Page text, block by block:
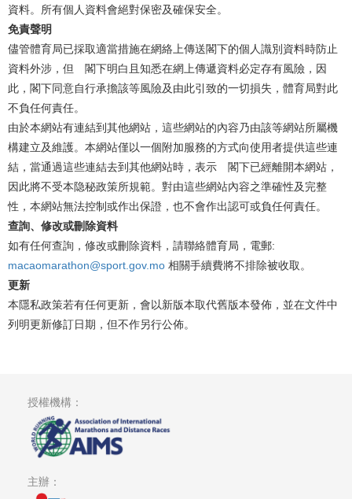
資料。所有個人資料會絕對保密及確保安全。
免責聲明
儘管體育局已採取適當措施在網絡上傳送閣下的個人識別資料時防止
資料外涉，但 閣下明白且知悉在網上傳遞資料必定存有風險，因
此，閣下同意自行承擔該等風險及由此引致的一切損失，體育局對此
不負任何責任。
由於本網站有連結到其他網站，這些網站的內容乃由該等網站所屬機
構建立及維護。本網站僅以一個附加服務的方式向使用者提供這些連
結，當通過這些連結去到其他網站時，表示 閣下已經離開本網站，
因此將不受本隐秘政策所規範。對由這些網站內容之準確性及完整
性，本網站無法控制或作出保證，也不會作出認可或負任何責任。
查詢、修改或刪除資料
如有任何查詢，修改或刪除資料，請聯絡體育局，電郵:
macaomarathon@sport.gov.mo 相關手續費將不排除被收取。
更新
本隱私政策若有任何更新，會以新版本取代舊版本發佈，並在文件中
列明更新修訂日期，但不作另行公佈。
授權機構：
主辦：